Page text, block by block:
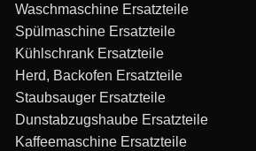
Waschmaschine Ersatzteile
Spülmaschine Ersatzteile
Kühlschrank Ersatzteile
Herd, Backofen Ersatzteile
Staubsauger Ersatzteile
Dunstabzugshaube Ersatzteile
Kaffeemaschine Ersatzteile